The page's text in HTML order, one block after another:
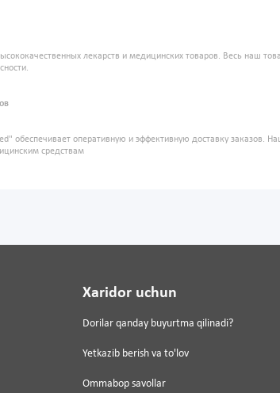
лекарств и медицинских товаров. Весь наш
обеспечивает оперативную и эффективную доставку заказов.
средствам
Xaridor uchun
Dorilar qanday buyurtma qilinadi?
Yetkazib berish va to'lov
Ommabop savollar